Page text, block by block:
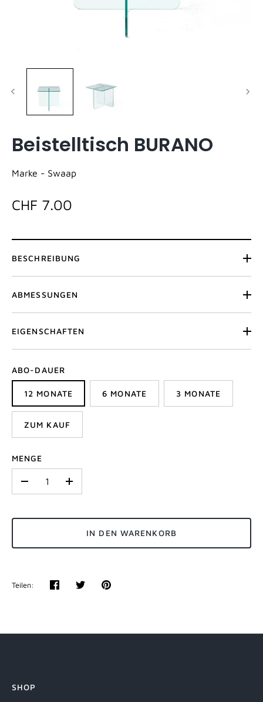
Beistelltisch BURANO
Marke - Swaap
CHF 7.00
BESCHREIBUNG
ABMESSUNGEN
EIGENSCHAFTEN
ABO-DAUER
12 MONATE 6 MONATE 3 MONATE
ZUM KAUF
MENGE
+
IN DEN WARENKORB
Teilen:
TeilenTwitternPinnen
SHOP